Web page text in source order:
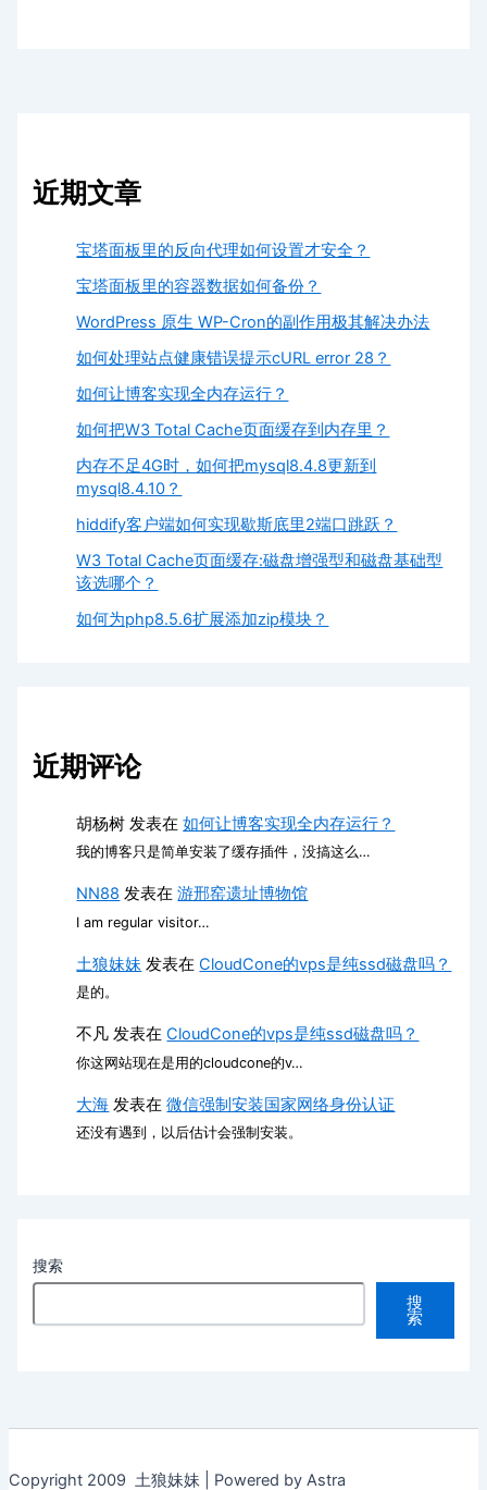
近期文章
宝塔面板里的反向代理如何设置才安全？
宝塔面板里的容器数据如何备份？
WordPress 原生 WP-Cron的副作用极其解决办法
如何处理站点健康错误提示cURL error 28？
如何让博客实现全内存运行？
如何把W3 Total Cache页面缓存到内存里？
内存不足4G时，如何把mysql8.4.8更新到
mysql8.4.10？
hiddify客户端如何实现歇斯底里2端口跳跃？
W3 Total Cache页面缓存:磁盘增强型和磁盘基础型
该选哪个？
如何为php8.5.6扩展添加zip模块？
近期评论
胡杨树 发表在如何让博客实现全内存运行？
我的博客只是简单安装了缓存插件，没搞这么…
NN88 发表在游邢窑遗址博物馆
I am regular visitor…
土狼妹妹 发表在CloudCone的vps是纯ssd磁盘吗？
是的。
不凡 发表在CloudCone的vps是纯ssd磁盘吗？
你这网站现在是用的cloudcone的v…
大海 发表在微信强制安装国家网络身份认证
还没有遇到，以后估计会强制安装。
搜索
搜
索
Copyright 2009 土狼妹妹 | Powered by Astra